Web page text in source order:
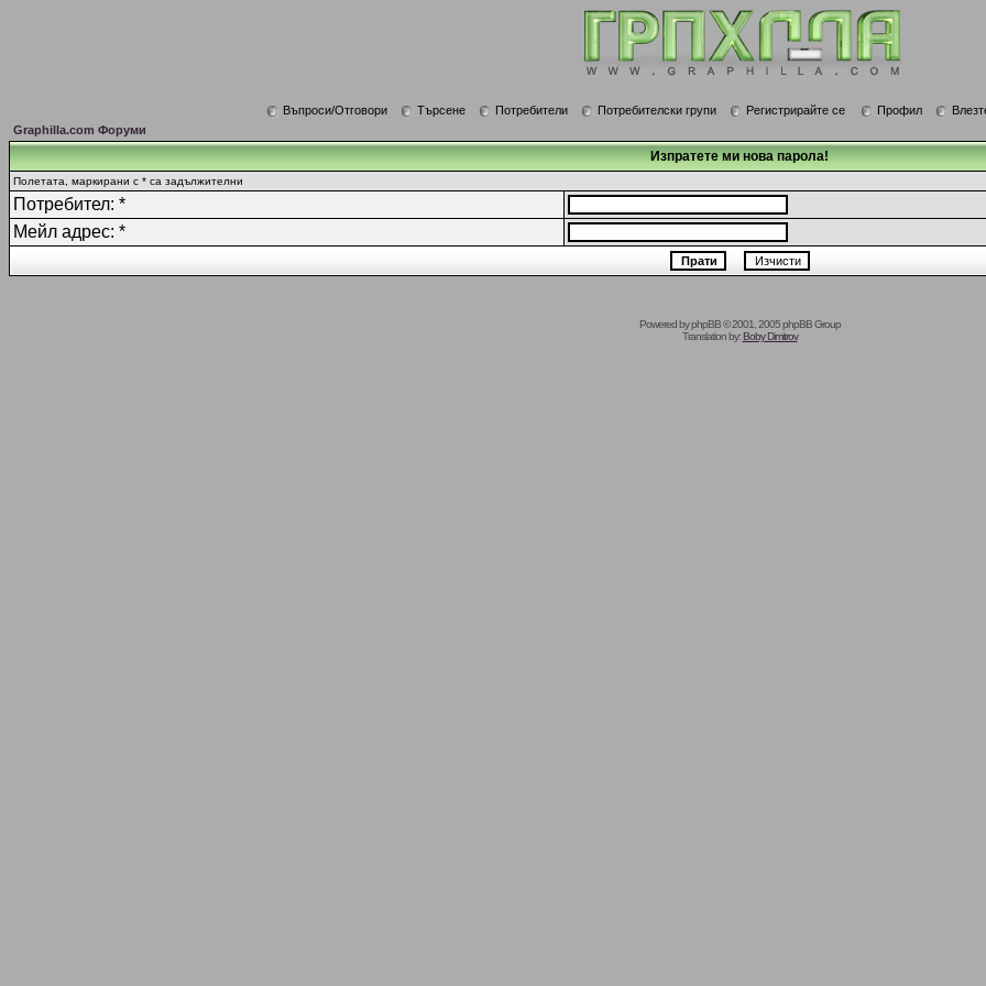
Въпроси/Отговори Търсене Потребители Потребителски групи Регистрирайте се Профил
Graphilla.com Форуми
Изпратете ми нова парола!
Полетата, маркирани с * са задължителни
Потребител: *
Мейл адрес: *
Powered byphpBB© 2001, 2005 phpBB Group
Translation by:Boby Dimitrov